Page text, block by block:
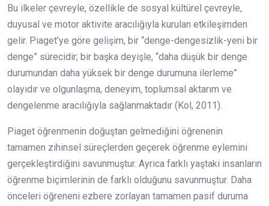
Bu ilkeler çevreyle, özellikle de sosyal kültürel çevreyle,
duyusal ve motor aktivite aracılığıyla kurulan etkileşimden
gelir. Piaget’ye göre gelişim, bir “denge-dengesizlik-yeni bir
denge” sürecidir; bir başka deyişle, “daha düşük bir denge
durumundan daha yüksek bir denge durumuna ilerleme”
olayıdır ve olgunlaşma, deneyim, toplumsal aktarım ve
dengelenme aracılığıyla sağlanmaktadır (Kol, 2011).
Piaget öğrenmenin doğuştan gelmediğini öğrenenin
tamamen zihinsel süreçlerden geçerek öğrenme eylemini
gerçekleştirdiğini savunmuştur. Ayrıca farklı yaştaki insanların
öğrenme biçimlerinin de farklı olduğunu savunmuştur. Daha
önceleri öğreneni ezbere zorlayan tamamen pasif duruma